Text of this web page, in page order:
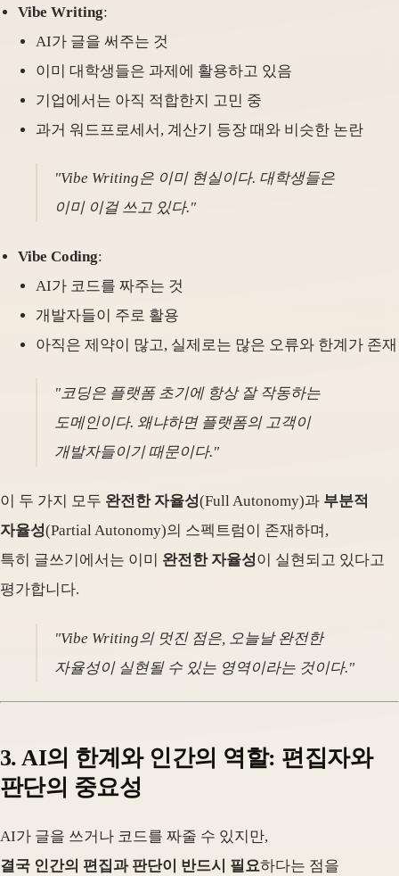
Vibe Writing:
AI가 글을 써주는 것
이미 대학생들은 과제에 활용하고 있음
기업에서는 아직 적합한지 고민 중
과거 워드프로세서, 계산기 등장 때와 비슷한 논란
"Vibe Writing은 이미 현실이다. 대학생들은
이미 이걸 쓰고 있다."
Vibe Coding:
AI가 코드를 짜주는 것
개발자들이 주로 활용
아직은 제약이 많고, 실제로는 많은 오류와 한계가 존재
"코딩은 플랫폼 초기에 항상 잘 작동하는
도메인이다. 왜냐하면 플랫폼의 고객이
개발자들이기 때문이다."
이 두 가지 모두 완전한 자율성(Full Autonomy)과 부분적
자율성(Partial Autonomy)의 스펙트럼이 존재하며,
특히 글쓰기에서는 이미 완전한 자율성이 실현되고 있다고
평가합니다.
"Vibe Writing의 멋진 점은, 오늘날 완전한
자율성이 실현될 수 있는 영역이라는 것이다."
3. AI의 한계와 인간의 역할: 편집자와
판단의 중요성
AI가 글을 쓰거나 코드를 짜줄 수 있지만,
결국 인간의 편집과 판단이 반드시 필요하다는 점을